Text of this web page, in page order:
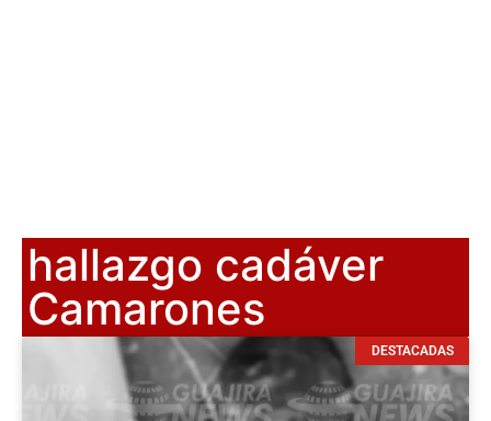
hallazgo cadáver
Camarones
DESTACADAS